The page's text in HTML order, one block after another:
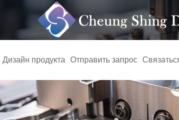
Дизайн продукта Отправить запрос